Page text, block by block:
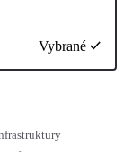
Vybrané